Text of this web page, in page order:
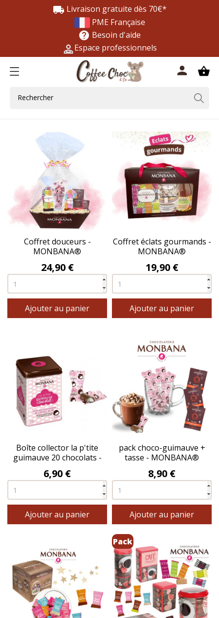
local_shipping Livraison gratuite dès 70€*
PME Française
help Besoin d'aide
Espace professionnels
shopping_basket
person
Coffret douceurs -
MONBANA®
Prix
24,90 €
Ajouter au panier
Coffret éclats gourmands -
MONBANA®
Prix
19,90 €
Ajouter au panier
Boîte collector la p'tite
guimauve 20 chocolats -
Prix
6,90 €
Ajouter au panier
pack choco-guimauve +
tasse - MONBANA®
Prix
8,90 €
Ajouter au panier
Pack